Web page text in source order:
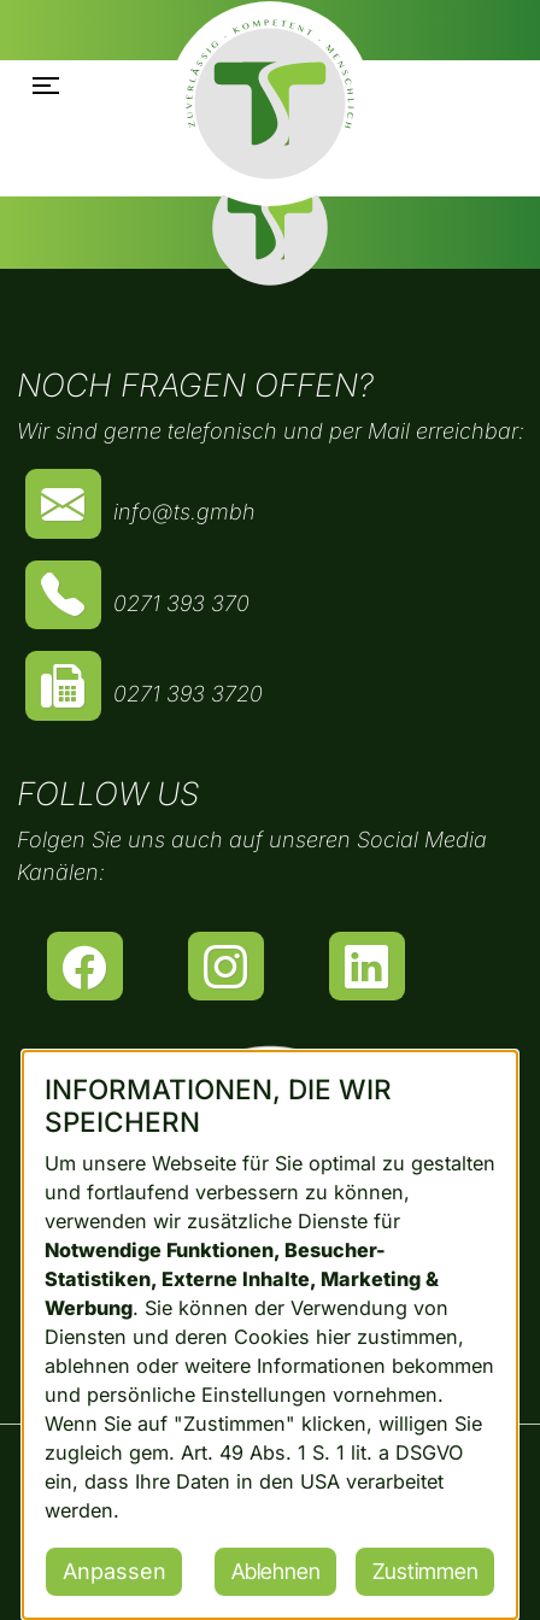
NOCH FRAGEN OFFEN?
Wir sind gerne telefonisch und per Mail erreichbar:
info@ts.gmbh
0271 393 370
0271 393 3720
Top Steuerberater
2025 - TS
Steuerberatung
GmbH
FOLLOW US
Folgen Sie uns auch auf unseren Social Media
Kanälen:
© hype.media 2026
INFORMATIONEN, DIE WIR
SPEICHERN
Um unsere Webseite für Sie optimal zu gestalten
und fortlaufend verbessern zu können,
verwenden wir zusätzliche Dienste für
Notwendige Funktionen, Besucher-
Statistiken, Externe Inhalte, Marketing &
Werbung. Sie können der Verwendung von
Diensten und deren Cookies hier zustimmen,
ablehnen oder weitere Informationen bekommen
und persönliche Einstellungen vornehmen.
Wenn Sie auf "Zustimmen" klicken, willigen Sie
zugleich gem. Art. 49 Abs. 1 S. 1 lit. a DSGVO
ein, dass Ihre Daten in den USA verarbeitet
werden.
Anpassen Ablehnen Zustimmen